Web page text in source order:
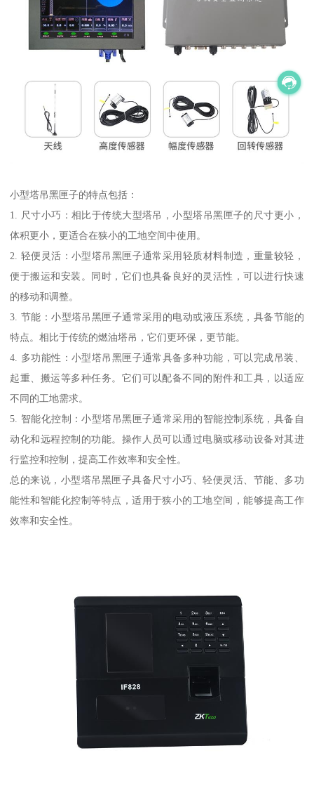
小型塔吊黑匣子的特点包括：
1. 尺寸小巧：相比于传统大型塔吊，小型塔吊黑匣子的尺寸更小，
体积更小，更适合在狭小的工地空间中使用。
2. 轻便灵活：小型塔吊黑匣子通常采用轻质材料制造，重量较轻，
便于搬运和安装。同时，它们也具备良好的灵活性，可以进行快速
的移动和调整。
3. 节能：小型塔吊黑匣子通常采用的电动或液压系统，具备节能的
特点。相比于传统的燃油塔吊，它们更环保，更节能。
4. 多功能性：小型塔吊黑匣子通常具备多种功能，可以完成吊装、
起重、搬运等多种任务。它们可以配备不同的附件和工具，以适应
不同的工地需求。
5. 智能化控制：小型塔吊黑匣子通常采用的智能控制系统，具备自
动化和远程控制的功能。操作人员可以通过电脑或移动设备对其进
行监控和控制，提高工作效率和安全性。
总的来说，小型塔吊黑匣子具备尺寸小巧、轻便灵活、节能、多功
能性和智能化控制等特点，适用于狭小的工地空间，能够提高工作
效率和安全性。